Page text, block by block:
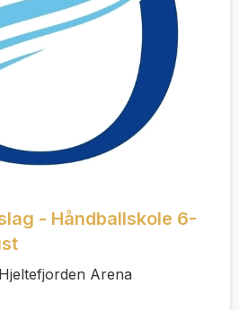
- Håndballskole 6-
Arena